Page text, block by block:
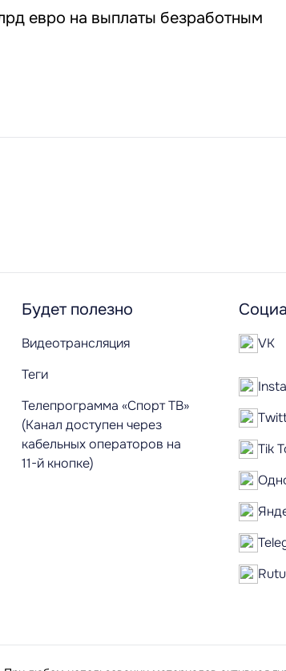
евро на выплаты безработным
Будет полезно
Видеотрансляция
Теги
Телепрограмма «Спорт ТВ»
(Канал доступен через
кабельных операторов на
11-й кнопке)
VK
Tik